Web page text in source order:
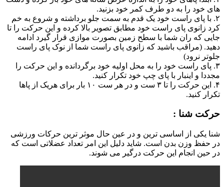
های خود را به دو طرف کمر خود بزنید.
۲. با پای راست خود یک قدم به سمت جلو برداشته و شروع به خم
کرد زانوی پای راست خود مطابق تصویر بالا کرده و این حرکت را تا
جایی که ران شما با سطح زمین بصورت موازی قرار گیرد ادامه
دهید. (مراقب باشید که زانوی پای راست شما از نوک پای راست
جلوتر نرود)
۳. پای راست خود را به محل اولیه خود برگردانده و این حرکت را
مجددا و اینبار با پای چپ خود تکرار کنید.
۴. این حرکت را تا ۳ ست و در هر ست ۱۰ بار برای هریک از پاها
تکرار کنید.
حرکت شنا :
شنا یکی از اساسی ترین و در عین حال موثر ترین حرکات ورزشی
در حفظ وزن بدن است. شاید دلیل این امر تعداد عضلاتی است که
در حین انجام این حرکت درگیر می شوند.